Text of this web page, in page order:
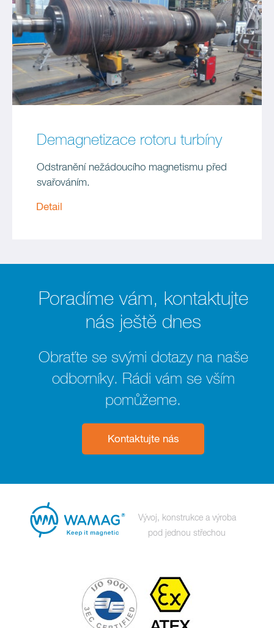
Demagnetizace rotoru turbíny
Odstranění nežádoucího magnetismu před
svařováním.
Detail
Poradíme vám, kontaktujte
nás ještě dnes
Obraťte se svými dotazy na naše
odborníky. Rádi vám se vším
pomůžeme.
Kontaktujte nás
Vývoj, konstrukce a výroba
pod jednou střechou